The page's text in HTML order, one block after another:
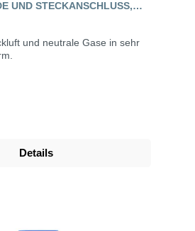
UND STECKANSCHLUSS, S
und neutrale Gase in sehr
Details